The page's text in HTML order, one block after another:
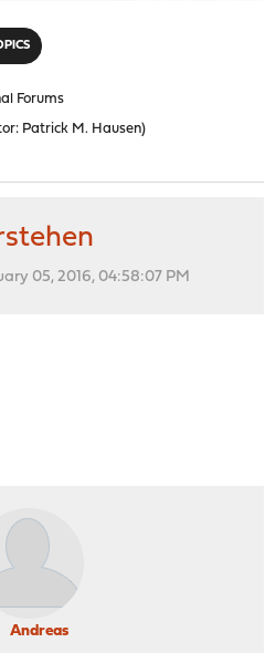
Forums
Patrick M. Hausen)
05, 2016, 04:58:07 PM
Andreas